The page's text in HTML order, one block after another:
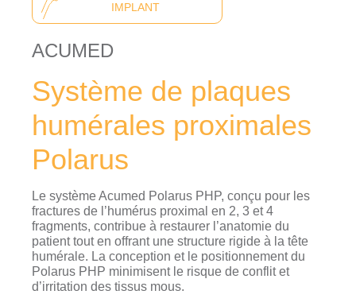
IMPLANT
ACUMED
Système de plaques
humérales proximales
Polarus
Le système Acumed Polarus PHP, conçu pour les
fractures de l’humérus proximal en 2, 3 et 4
fragments, contribue à restaurer l’anatomie du
patient tout en offrant une structure rigide à la tête
humérale. La conception et le positionnement du
Polarus PHP minimisent le risque de conflit et
d’irritation des tissus mous.